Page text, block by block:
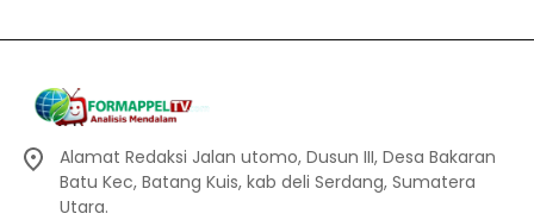
Alamat Redaksi Jalan utomo, Dusun III, Desa Bakaran
Batu Kec, Batang Kuis, kab deli Serdang, Sumatera
Utara.